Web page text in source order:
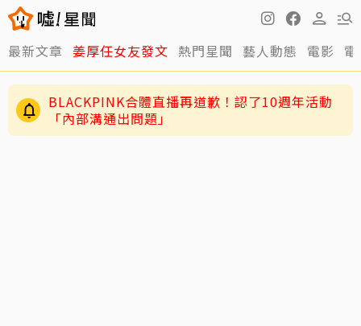
最新文章 姜厚任女友發文 熱門星聞 藝人動態 電影
BLACKPINK合體直播再道歉！認了10週年活動
「內部溝通出問題」